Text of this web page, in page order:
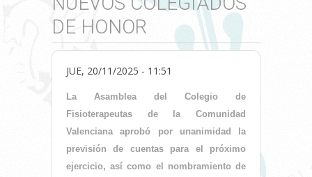
DE HONOR
JUE, 20/11/2025 - 11:51
La Asamblea del Colegio de
Fisioterapeutas de la Comunidad
Valenciana aprobó por unanimidad la
previsión de cuentas para el próximo
ejercicio, así como el nombramiento de